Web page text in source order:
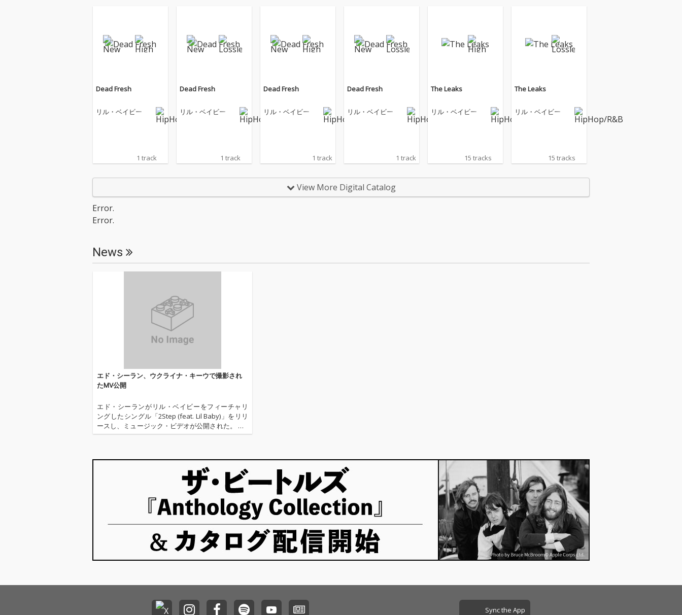
Dead Fresh
リル・ベイビー
1 track
Dead Fresh
リル・ベイビー
1 track
Dead Fresh
リル・ベイビー
1 track
Dead Fresh
リル・ベイビー
1 track
The Leaks
リル・ベイビー
15 tracks
The Leaks
リル・ベイビー
15 tracks
View More Digital Catalog
Error.
Error.
News
エド・シーラン、ウクライナ・キーウで撮影され
たMV公開
エド・シーランがリル・ベイビーをフィーチャリ
ングしたシングル「2Step (feat. Lil Baby)」をリリ
ースし、ミュージック・ビデオが公開された。 「2
Step (feat. Lil Baby)」は2021年にリリースされた
Sync the App